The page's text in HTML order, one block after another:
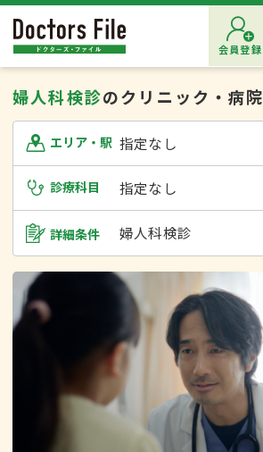
会員登録
婦人科検診のクリニック・病院
エリア・駅 指定なし
診療科目 指定なし
詳細条件 婦人科検診